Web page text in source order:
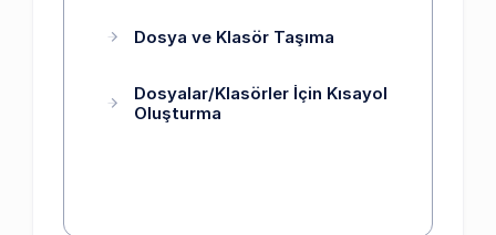
Dosya ve Klasör Taşıma
Dosyalar/Klasörler İçin Kısayol
Oluşturma